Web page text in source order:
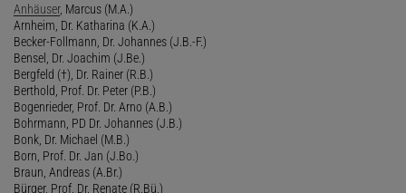
Anhäuser, Marcus (M.A.)
Arnheim, Dr. Katharina (K.A.)
Becker-Follmann, Dr. Johannes (J.B.-F.)
Bensel, Dr. Joachim (J.Be.)
Bergfeld (†), Dr. Rainer (R.B.)
Berthold, Prof. Dr. Peter (P.B.)
Bogenrieder, Prof. Dr. Arno (A.B.)
Bohrmann, PD Dr. Johannes (J.B.)
Bonk, Dr. Michael (M.B.)
Born, Prof. Dr. Jan (J.Bo.)
Braun, Andreas (A.Br.)
Bürger, Prof. Dr. Renate (R.Bü.)